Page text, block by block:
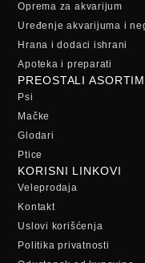
Oprema za akvarijum
Uređenje akvarijuma i
Hrana i dodaci ishrani
Apoteka i preparati
PREOSTALI
Psi
Mačke
Glodari
Ptice
KORISNI LINKOVI
Veleprodaja
Kontakt
Uslovi korišćenja
Politika privatnosti